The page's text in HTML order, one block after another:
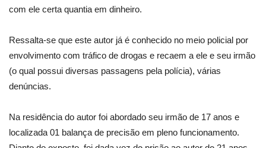
com ele certa quantia em dinheiro.
Ressalta-se que este autor já é conhecido no meio policial por
envolvimento com tráfico de drogas e recaem a ele e seu irmão
(o qual possui diversas passagens pela polícia), várias
denúncias.
Na residência do autor foi abordado seu irmão de 17 anos e
localizada 01 balança de precisão em pleno funcionamento.